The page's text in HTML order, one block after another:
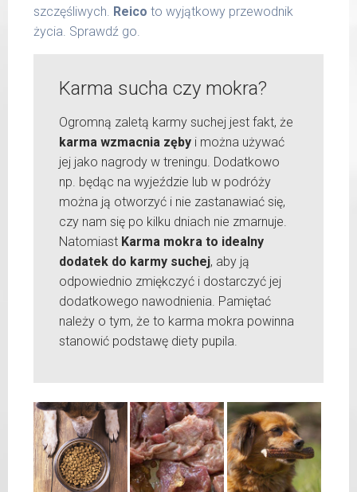
szczęśliwych. Reico to wyjątkowy przewodnik
życia. Sprawdź go.
Karma sucha czy mokra?
Ogromną zaletą karmy suchej jest fakt, że
karma wzmacnia zęby i można używać
jej jako nagrody w treningu. Dodatkowo
np. będąc na wyjeździe lub w podróży
można ją otworzyć i nie zastanawiać się,
czy nam się po kilku dniach nie zmarnuje.
Natomiast Karma mokra to idealny
dodatek do karmy suchej, aby ją
odpowiednio zmiękczyć i dostarczyć jej
dodatkowego nawodnienia. Pamiętać
należy o tym, że to karma mokra powinna
stanowić podstawę diety pupila.